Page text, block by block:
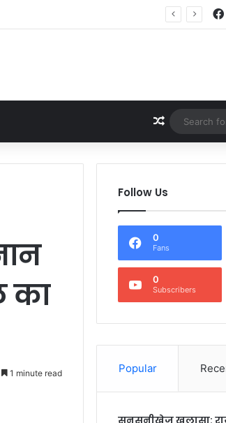
नया ठिकाना
Random
का
1 minute read
Follow Us
0
Fans
0
Subscribers
Popular
सनसनीखेज खुलासा: